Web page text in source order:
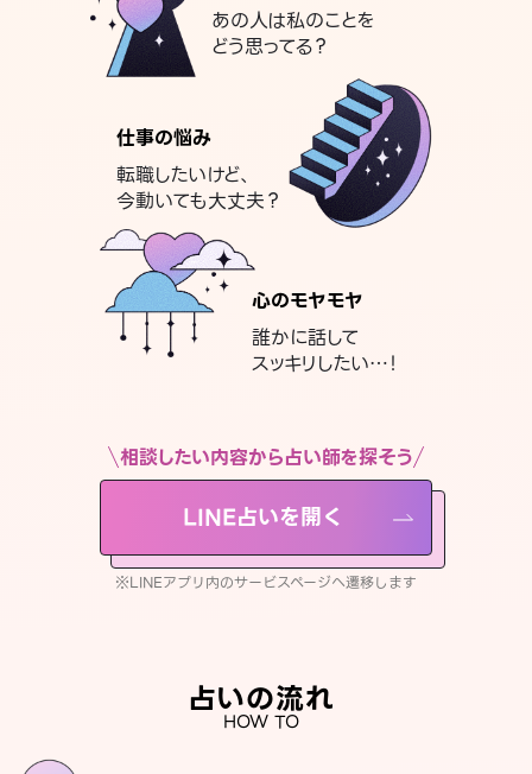
あの人は私のことを
どう思ってる？
仕事の悩み
転職したいけど、
今動いても大丈夫？
心のモヤモヤ
誰かに話して
スッキリしたい…！
相談したい内容から占い師を探そう
LINE占いを開く
※LINEアプリ内のサービスページへ遷移します
占いの流れ
HOW TO